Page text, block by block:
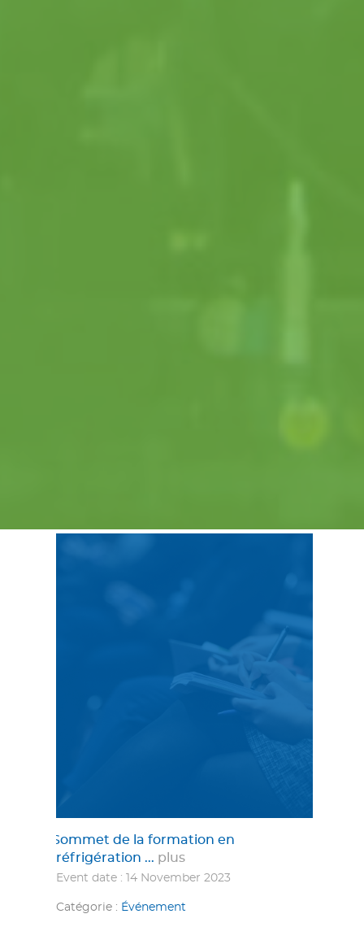
Sommet de la formation en
réfrigération ... plus
Event date : 14 November 2023
Catégorie : Événement